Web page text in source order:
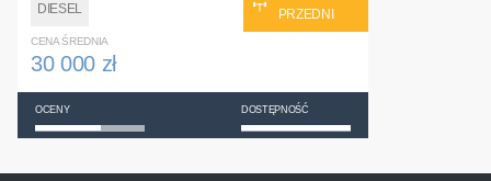
DIESEL
PRZEDNI
CENA ŚREDNIA
30 000 zł
OCENY DOSTĘPNOŚĆ